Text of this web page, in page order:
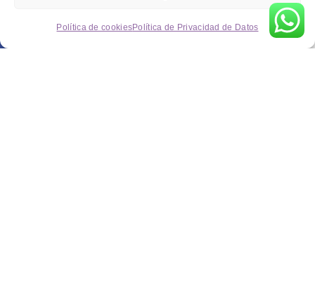
Política de cookiesPolítica de Privacidad de Datos